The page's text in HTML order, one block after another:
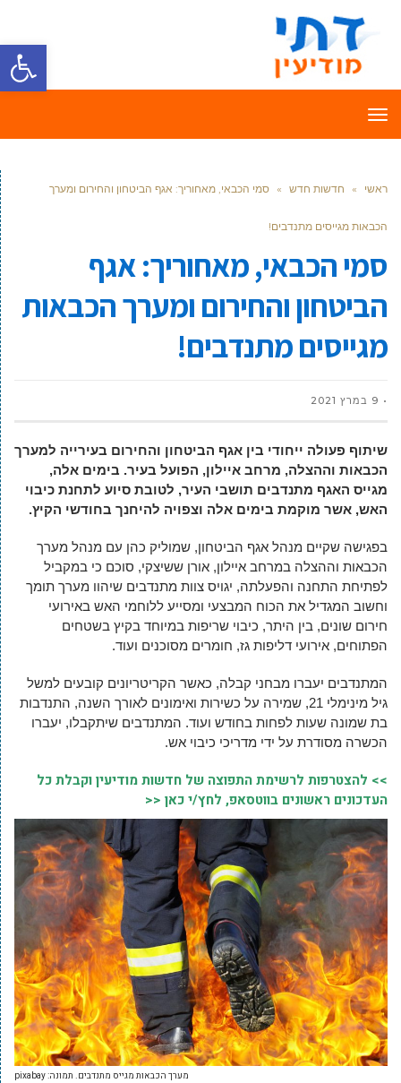
פתח
תפריט
ראשי » חדשות חדש » סמי הכבאי, מאחוריך: אגף הביטחון והחירום ומערך
הכבאות מגייסים מתנדבים!
סמי הכבאי, מאחוריך: אגף
הביטחון והחירום ומערך הכבאות
מגייסים מתנדבים!
9 במרץ 2021
שיתוף פעולה ייחודי בין אגף הביטחון והחירום בעירייה למערך
הכבאות וההצלה, מרחב איילון, הפועל בעיר. בימים אלה,
מגייס האגף מתנדבים תושבי העיר, לטובת סיוע לתחנת כיבוי
האש, אשר מוקמת בימים אלה וצפויה להיחנך בחודשי הקיץ.
בפגישה שקיים מנהל אגף הביטחון, שמוליק כהן עם מנהל מערך
הכבאות וההצלה במרחב איילון, אורן ששיצקי, סוכם כי במקביל
לפתיחת התחנה והפעלתה, יגויס צוות מתנדבים שיהוו מערך תומך
וחשוב המגדיל את הכוח המבצעי ומסייע ללוחמי האש באירועי
חירום שונים, בין היתר, כיבוי שריפות במיוחד בקיץ בשטחים
הפתוחים, אירועי דליפות גז, חומרים מסוכנים ועוד.
המתנדבים יעברו מבחני קבלה, כאשר הקריטריונים קובעים למשל
גיל מינימלי 21, שמירה על כשירות ואימונים לאורך השנה, התנדבות
בת שמונה שעות לפחות בחודש ועוד. המתנדבים שיתקבלו, יעברו
הכשרה מסודרת על ידי מדריכי כיבוי אש.
>> להצטרפות לרשימת התפוצה של חדשות מודיעין וקבלת כל
העדכונים ראשונים בווטסאפ, לחץ/י כאן <<
מערך הכבאות מגייס מתנדבים. תמונה: pixabay